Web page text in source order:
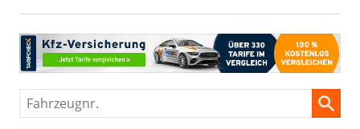
Fahrzeugnr.